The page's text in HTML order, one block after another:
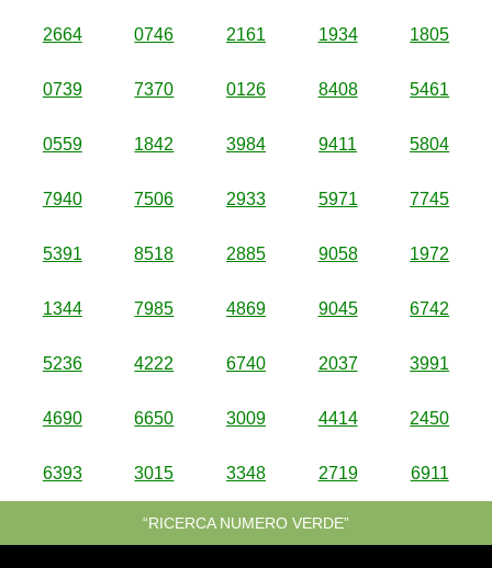
2664 0746 2161 1934 1805
0739 7370 0126 8408 5461
0559 1842 3984 9411 5804
7940 7506 2933 5971 7745
5391 8518 2885 9058 1972
1344 7985 4869 9045 6742
5236 4222 6740 2037 3991
4690 6650 3009 4414 2450
6393 3015 3348 2719 6911
“RICERCA NUMERO VERDE”